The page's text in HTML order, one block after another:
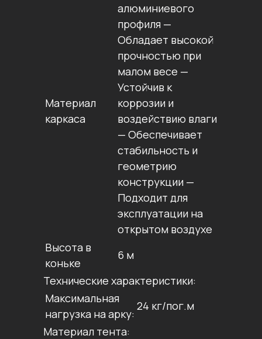
Материал
каркаса
алюминиевого
профиля —
Обладает высокой
прочностью при
малом весе —
Устойчив к
коррозии и
воздействию влаги
— Обеспечивает
стабильность и
геометрию
конструкции —
Подходит для
эксплуатации на
открытом воздухе
Высота в
коньке
6 м
Технические характеристики:
Максимальная
нагрузка на арку:
24 кг/пог.м
Материал тента: